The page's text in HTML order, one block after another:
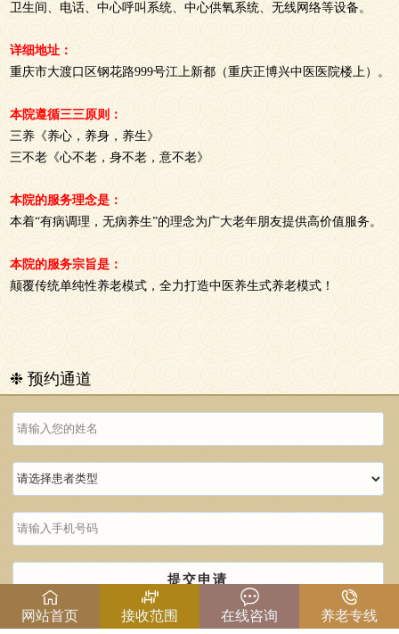
卫生间、电话、中心呼叫系统、中心供氧系统、无线网络等设备。
详细地址：
重庆市大渡口区钢花路999号江上新都（重庆正博兴中医医院楼上）。
本院遵循三三原则：
三养《养心，养身，养生》
三不老《心不老，身不老，意不老》
本院的服务理念是：
本着“有病调理，无病养生”的理念为广大老年朋友提供高价值服务。
本院的服务宗旨是：
颠覆传统单纯性养老模式，全力打造中医养生式养老模式！
❉ 预约通道
提交申请
温馨提示：请准确填写以上信息，以便沟通！
网站首页 接收范围 在线咨询 养老专线